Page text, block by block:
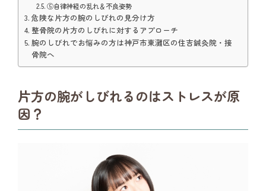
⑤自律神経の乱れ＆不良姿勢
危険な片方の腕のしびれの見分け方
整骨院の片方のしびれに対するアプローチ
腕のしびれでお悩みの方は神戸市東灘区の住吉鍼灸院・接
骨院へ
片方の腕がしびれるのはストレスが原
因？